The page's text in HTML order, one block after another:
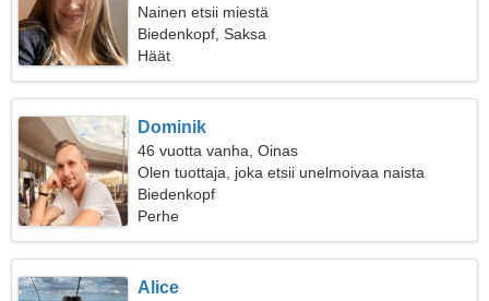
Nainen etsii miestä
Biedenkopf, Saksa
Häät
Dominik
46 vuotta vanha, Oinas
Olen tuottaja, joka etsii unelmoivaa naista
Biedenkopf
Perhe
Alice